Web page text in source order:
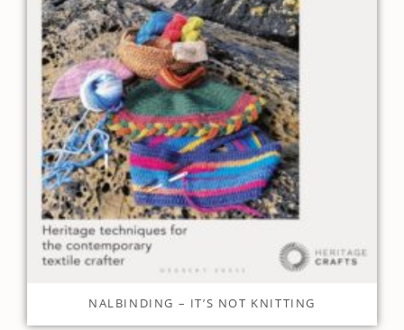
NALBINDING – IT’S NOT KNITTING